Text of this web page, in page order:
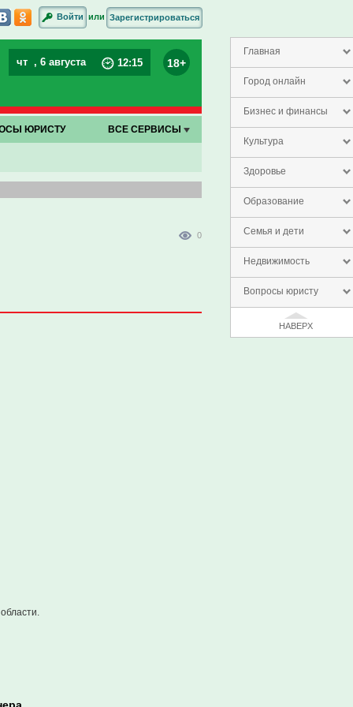
Главная
Город онлайн
Бизнес и финансы
Культура
Здоровье
Образование
Семья и дети
Недвижимость
Вопросы юристу
НАВЕРХ
Войти или Зарегистрироваться
чт , 6 августа 12:15 18+
ЮРИСТУ ВСЕ СЕРВИСЫ
0